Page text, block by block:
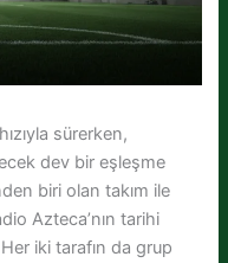
sürerken,
dev bir eşleşme
biri olan takım ile
Azteca’nın tarihi
iki tarafın da grup